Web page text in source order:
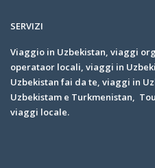
SERVIZI
Viaggio in Uzbekistan, viaggi
operataor locali, viaggi in
Uzbekistan fai da te, viaggi in
Uzbekistam e Turkmenistan,
viaggi locale.